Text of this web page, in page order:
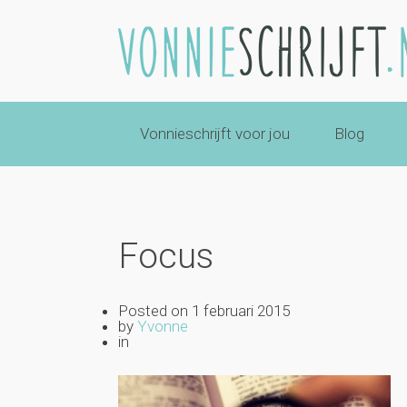
Vonnieschrijft voor jou Blog
Focus
Posted on 1 februari 2015
by Yvonne
in